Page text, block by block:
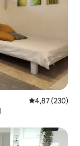
4,87 de uma
4,87 (230)